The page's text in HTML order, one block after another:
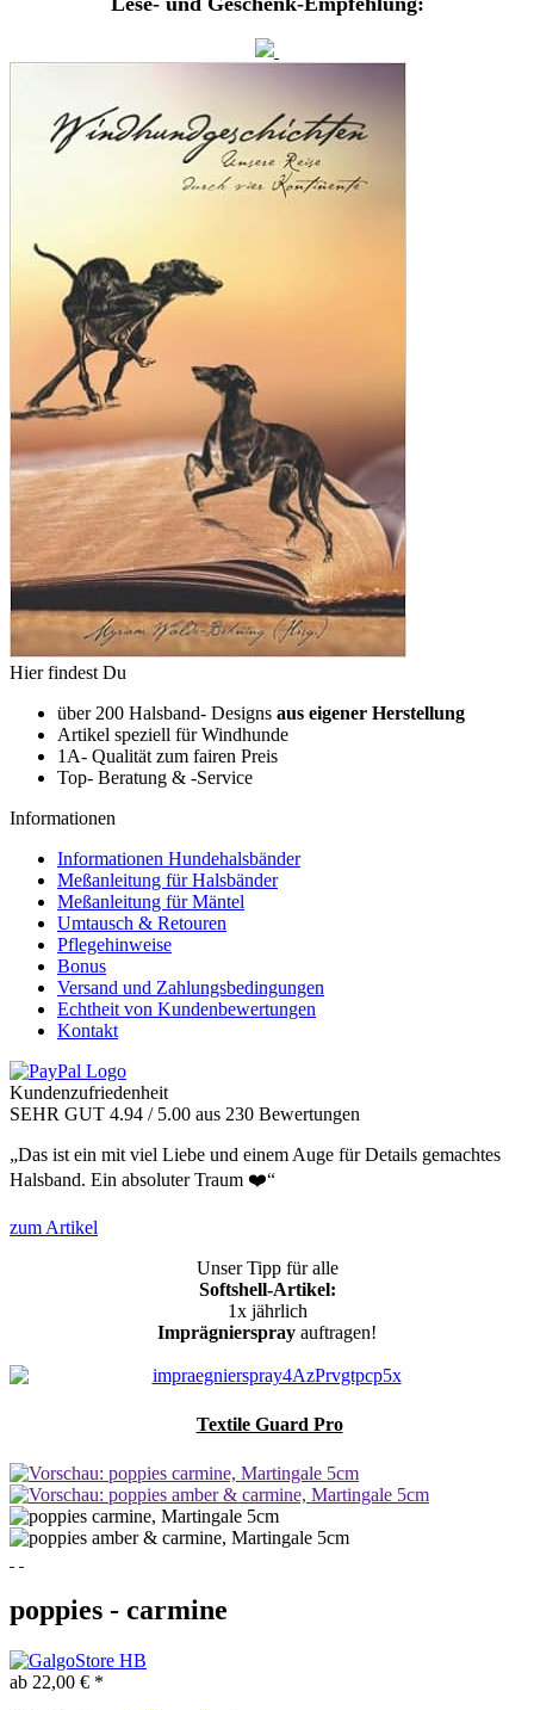
Hier findest Du
über 200 Halsband- Designs aus eigener Herstellung
Artikel speziell für Windhunde
1A- Qualität zum fairen Preis
Top- Beratung & -Service
Informationen
Informationen Hundehalsbänder
Meßanleitung für Halsbänder
Meßanleitung für Mäntel
Umtausch & Retouren
Pflegehinweise
Bonus
Versand und Zahlungsbedingungen
Echtheit von Kundenbewertungen
Kontakt
Kundenzufriedenheit
SEHR GUT 4.94 / 5.00 aus 230 Bewertungen
„Das ist ein mit viel Liebe und einem Auge für Details gemachtes
Halsband. Ein absoluter Traum ❤️“
zum Artikel
Unser Tipp für alle
Softshell-Artikel:
1x jährlich
Imprägnierspray auftragen!
Textile Guard Pro
poppies - carmine
ab 22,00 € *